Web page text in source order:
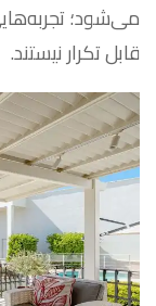
می‌شود؛
قابل تکرار نیستند.